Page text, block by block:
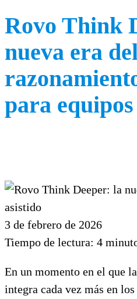
Rovo Think
nueva era
para
3 de febrero de 2026
Tiempo de lectura: 4
En un momento en el que
integra cada vez más en